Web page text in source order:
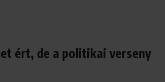
ért, de a politikai verseny